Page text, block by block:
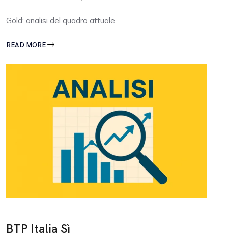
Gold: analisi del quadro attuale
READ MORE
BTP Italia Sì